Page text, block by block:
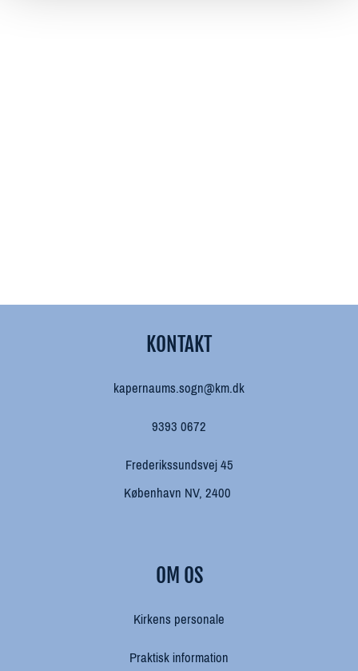
KONTAKT
kapernaums.sogn@km.dk
9393 0672
Frederikssundsvej 45
København NV, 2400
OM OS
Kirkens personale
Praktisk information